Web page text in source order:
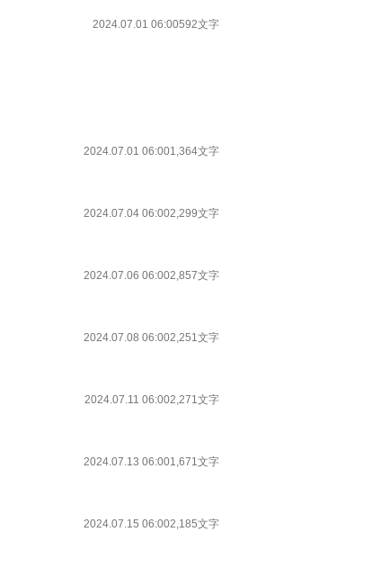
2024.07.01 06:00592文字
2024.07.01 06:001,364文字
2024.07.04 06:002,299文字
2024.07.06 06:002,857文字
2024.07.08 06:002,251文字
2024.07.11 06:002,271文字
2024.07.13 06:001,671文字
2024.07.15 06:002,185文字